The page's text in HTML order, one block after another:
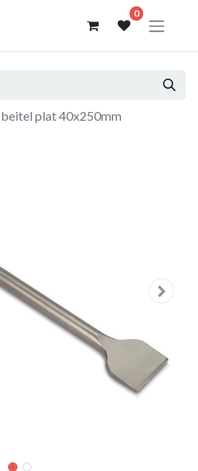
0
beitel plat 40x250mm